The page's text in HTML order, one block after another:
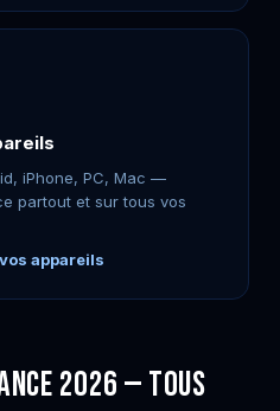
iPhone, PC, Mac —
partout et sur tous vos
appareils
2026 — Tous